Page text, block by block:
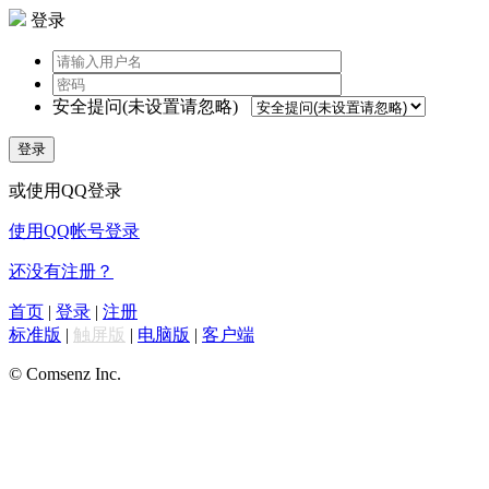
登录
安全提问(未设置请忽略)
登录
或使用QQ登录
使用QQ帐号登录
还没有注册？
首页 | 登录 | 注册
标准版 | 触屏版 | 电脑版 | 客户端
© Comsenz Inc.